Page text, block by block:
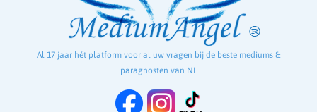
Al 17 jaar hét platform voor al uw vragen bij de beste mediums &
paragnosten van NL